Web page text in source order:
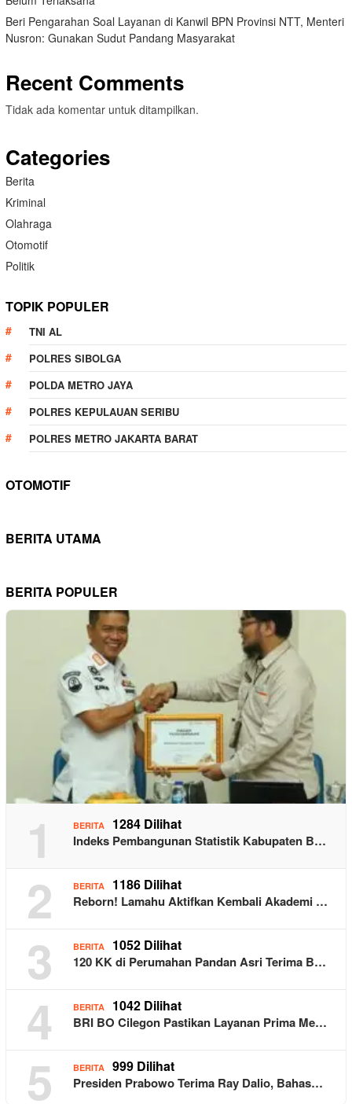
Beri Pengarahan Soal Layanan di Kanwil BPN Provinsi NTT, Menteri
Nusron: Gunakan Sudut Pandang Masyarakat
Recent Comments
Tidak ada komentar untuk ditampilkan.
Categories
Berita
Kriminal
Olahraga
Otomotif
Politik
TOPIK POPULER
TNI AL
POLRES SIBOLGA
POLDA METRO JAYA
POLRES KEPULAUAN SERIBU
POLRES METRO JAKARTA BARAT
OTOMOTIF
BERITA UTAMA
BERITA POPULER
1 BERITA 1284 Dilihat
Indeks Pembangunan Statistik Kabupaten B…
2 BERITA 1186 Dilihat
Reborn! Lamahu Aktifkan Kembali Akademi …
3 BERITA 1052 Dilihat
120 KK di Perumahan Pandan Asri Terima B…
4 BERITA 1042 Dilihat
BRI BO Cilegon Pastikan Layanan Prima Me…
5 BERITA 999 Dilihat
Presiden Prabowo Terima Ray Dalio, Bahas…